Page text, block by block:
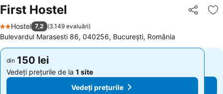
First Hostel Distribuiți
2 Stele
Hostel 7,2 (3.149 evaluări)
Bulevardul Marasesti 86, 040256, București, România
din 150 lei
Vedeți prețurile de la 1 site
Vedeți prețurile
din 150 lei
Vedeți prețurile de la 1 site
Vedeți prețurile